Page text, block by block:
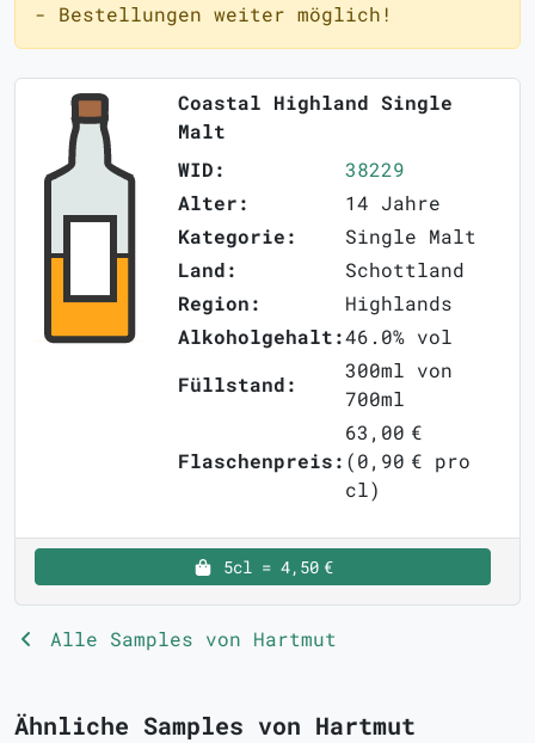
- Bestellungen weiter möglich!
Coastal Highland Single
Malt
WID:
38229
Alter:
14 Jahre
Kategorie:
Single Malt
Land:
Schottland
Region:
Highlands
Alkoholgehalt:46.0% vol
Füllstand:
300ml von
700ml
Flaschenpreis:
63,00 €
(0,90 € pro
cl)
5cl = 4,50 €
Alle Samples von Hartmut
Ähnliche Samples von Hartmut